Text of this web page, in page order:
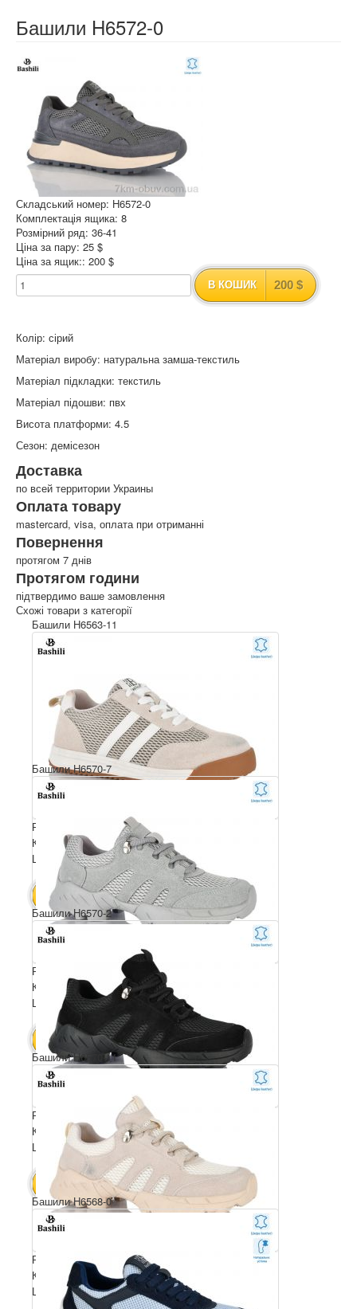
Башили H6572-0
Складський номер: H6572-0
Комплектація ящика: 8
Розмірний ряд: 36-41
Ціна за пару: 25 $
Ціна за ящик:: 200 $
В КОШИК 200 $
Колір: сірий
Матеріал виробу: натуральна замша-текстиль
Матеріал підкладки: текстиль
Матеріал підошви: пвх
Висота платформи: 4.5
Сезон: демісезон
Доставка
по всей территории Украины
Оплата товару
mastercard, visa, оплата при отриманні
Повернення
протягом 7 днів
Протягом години
підтвердимо ваше замовлення
Схожі товари з категорії
Башили H6563-11
Розмірний ряд: 36-41
Комплектація ящика: 8
Ціна за пару: 25 $
В КОШИК 200 $
Башили H6570-7
Розмірний ряд: 36-41
Комплектація ящика: 8
Ціна за пару: 25 $
В КОШИК 200 $
Башили H6570-2
Розмірний ряд: 36-41
Комплектація ящика: 8
Ціна за пару: 25 $
В КОШИК 200 $
Башили H6570-11
Розмірний ряд: 36-41
Комплектація ящика: 8
Ціна за пару: 25 $
Башили H6568-0